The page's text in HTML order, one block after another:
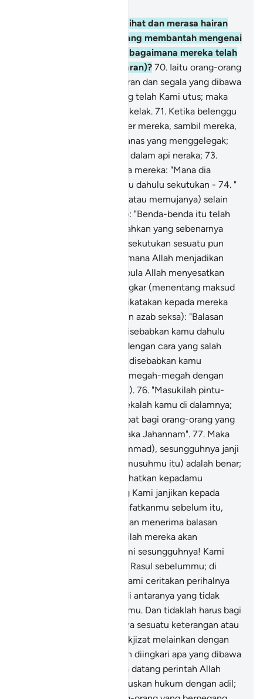
Tidakkah engkau melihat dan merasa hairan
terhadap orang-orang yang membantah mengenai
maksud ayat-ayat Allah, bagaimana mereka telah
dipalingkan (dari kebenaran)? 70. Iaitu orang-orang
yang mendustakan Al-Quran dan segala yang dibawa
oleh Rasul-rasul Kami yang telah Kami utus; maka
mereka akan mengetahui kelak. 71. Ketika belenggu
dan rantai dipasung di leher mereka, sambil mereka,
Ke dalam air panas yang menggelegak;
kemudian mereka dibakar dalam api neraka; 73.
Akhirnya dikatakan kepada mereka: "Mana dia
berhala-berhala yang kamu dahulu sekutukan - 74. "
(Dengan menyembahnya atau memujanya) selain
Allah?" Mereka menjawab: "Benda-benda itu telah
hilang lenyap dari kami, bahkan yang sebenarnya
kami dahulu tidak pernah sekutukan sesuatu pun
(dengan Allah)". (Sebagaimana Allah menjadikan
mereka sesat), demikian pula Allah menyesatkan
orang-orang yang kufur ingkar (menentang maksud
(Lalu dikatakan kepada mereka
setelah ditimpakan dengan azab seksa): "Balasan
buruk yang demikian ini disebabkan kamu dahulu
bersukaria di muka bumi dengan cara yang salah
(pada hukum Tuhan), dan disebabkan kamu
bersenang lenang dan bermegah-megah dengan
berleluasa (dalam maksiat). 76. "Masukilah pintu-
pintu neraka Jahannam kekalah kamu di dalamnya;
maka seburuk-buruk tempat bagi orang-orang yang
sombong takbur ialah neraka Jahannam". 77. Maka
bersabarlah (wahai Muhammad), sesungguhnya janji
Allah (menyeksa musuh-musuhmu itu) adalah benar;
oleh itu kiranya Kami perlihatkan kepadamu
sebahagian dari azab yang Kami janjikan kepada
mereka, ataupun Kami wafatkanmu sebelum itu,
(maka tetaplah mereka akan menerima balasan
azab) kerana kepada Kamilah mereka akan
Dan demi sesungguhnya! Kami
telah mengutus beberapa Rasul sebelummu; di
antara mereka ada yang Kami ceritakan perihalnya
kepadamu, dan ada pula di antaranya yang tidak
Kami ceritakan kepada kamu. Dan tidaklah harus bagi
seseorang Rasul membawa sesuatu keterangan atau
menunjukkan sesuatu mukjizat melainkan dengan
izin Allah; (maka janganlah diingkari apa yang dibawa
oleh Rasul) kerana apabila datang perintah Allah
(menimpakan azab) diputuskan hukum dengan adil;